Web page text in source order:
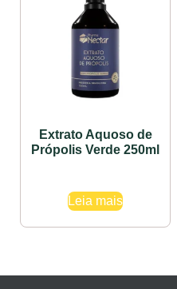
Extrato Aquoso de
Própolis Verde 250ml
Leia mais